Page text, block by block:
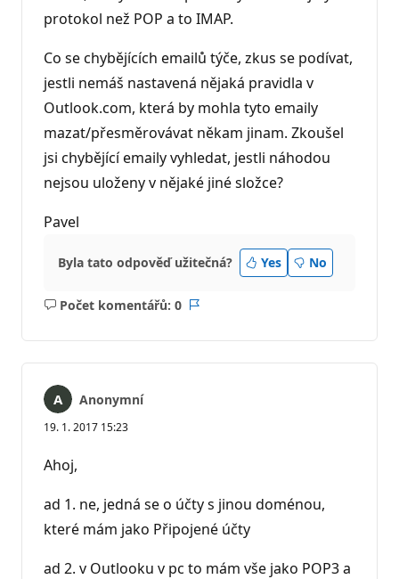
protokol než POP a to IMAP.
Co se chybějících emailů týče, zkus se podívat,
jestli nemáš nastavená nějaká pravidla v
Outlook.com, která by mohla tyto emaily
mazat/přesměrovávat někam jinam. Zkoušel
jsi chybějící emaily vyhledat, jestli náhodou
nejsou uloženy v nějaké jiné složce?
Pavel
Byla tato odpověď užitečná? Yes No
Počet komentářů: 0
Žádné
Anonymní
19. 1. 2017 15:23
Ahoj,
ad 1. ne, jedná se o účty s jinou doménou,
které mám jako Připojené účty
ad 2. v Outlooku v pc to mám vše jako POP3 a